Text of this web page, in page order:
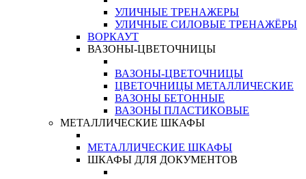
УЛИЧНЫЕ ТРЕНАЖЕРЫ
УЛИЧНЫЕ СИЛОВЫЕ ТРЕНАЖЁРЫ
ВОРКАУТ
ВАЗОНЫ-ЦВЕТОЧНИЦЫ
ВАЗОНЫ-ЦВЕТОЧНИЦЫ
ЦВЕТОЧНИЦЫ МЕТАЛЛИЧЕСКИЕ
ВАЗОНЫ БЕТОННЫЕ
ВАЗОНЫ ПЛАСТИКОВЫЕ
МЕТАЛЛИЧЕСКИЕ ШКАФЫ
МЕТАЛЛИЧЕСКИЕ ШКАФЫ
ШКАФЫ ДЛЯ ДОКУМЕНТОВ